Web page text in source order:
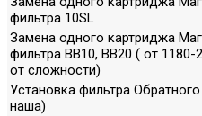
фильтра 10SL
Замена одного картриджа
фильтра ВВ10, ВВ20 ( от 1180-
от сложности)
Установка фильтра
наша)